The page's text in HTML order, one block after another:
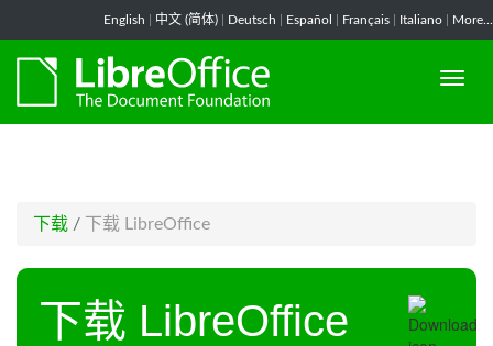
English 中文 (简体) Deutsch Español Français Italiano More...
下载 / 下载 LibreOffice
下载 LibreOffice